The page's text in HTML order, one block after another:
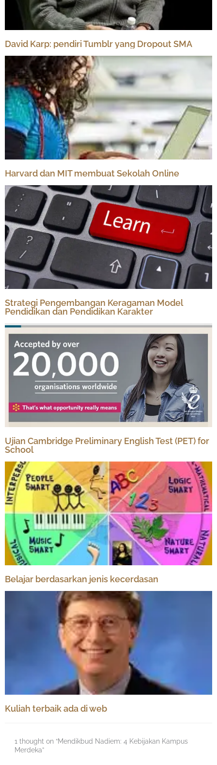
David Karp: pendiri Tumblr yang Dropout SMA
Harvard dan MIT membuat Sekolah Online
Strategi Pengembangan Keragaman Model
Pendidikan dan Pendidikan Karakter
Ujian Cambridge Preliminary English Test (PET) for
School
Belajar berdasarkan jenis kecerdasan
Kuliah terbaik ada di web
1 thought on “Mendikbud Nadiem: 4 Kebijakan Kampus
Merdeka”